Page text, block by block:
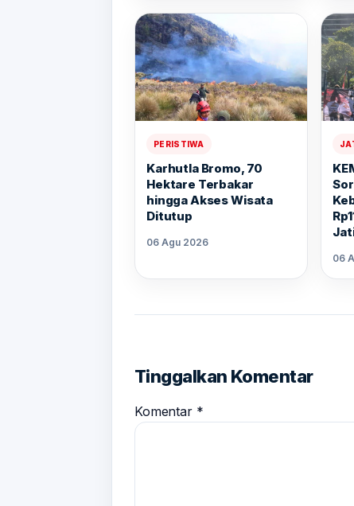
PERISTIWA
Karhutla Bromo, 70
Hektare Terbakar
hingga Akses Wisata
Ditutup
06 Agu 2026
06
Tinggalkan Komentar
Komentar *